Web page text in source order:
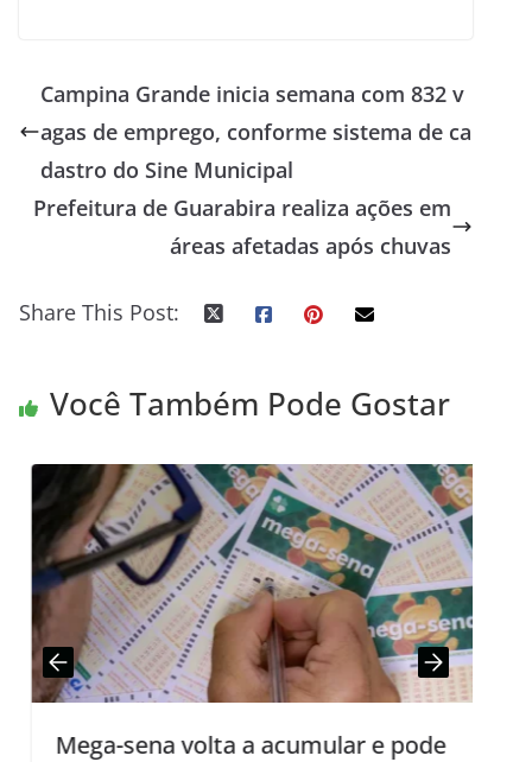
Campina Grande inicia semana com 832 v
agas de emprego, conforme sistema de ca
dastro do Sine Municipal
Prefeitura de Guarabira realiza ações em
áreas afetadas após chuvas
Share This Post:
Você Também Pode Gostar
Mega-sena volta a acumular e pode